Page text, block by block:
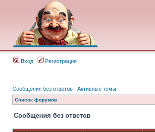
Вход Регистрация
Сообщения без ответов | Активные темы
Список форумов
Сообщения без ответов